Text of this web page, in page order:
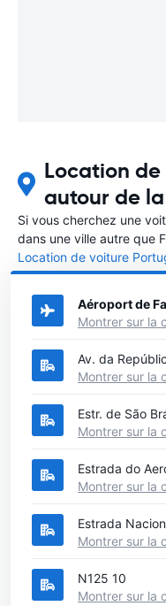
Location
autour de
Si vous cherchez une
dans une ville autre que
Location de voiture
dans le Portugal où vous
Aéroport de
Montrer sur la
Av. da
Montrer sur la
Estr. de São
Montrer sur la
Estrada do
Montrer sur la
Estrada
Montrer sur la
N125 10
Montrer sur la